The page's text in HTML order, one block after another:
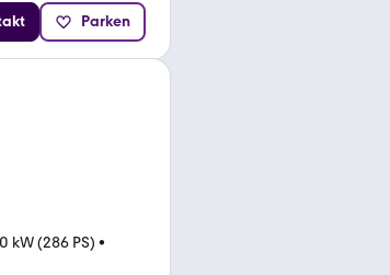
Parken
kW (286 PS) •